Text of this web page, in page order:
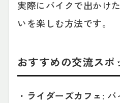
実際にバイクで出かけ
いを楽しむ方法です。
おすすめの交流スポ
・ ライダーズカフェ: バ